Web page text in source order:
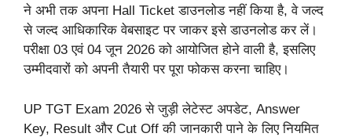
ने अभी तक अपना Hall Ticket डाउनलोड नहीं किया है, वे जल्द
से जल्द आधिकारिक वेबसाइट पर जाकर इसे डाउनलोड कर लें।
परीक्षा 03 एवं 04 जून 2026 को आयोजित होने वाली है, इसलिए
उम्मीदवारों को अपनी तैयारी पर पूरा फोकस करना चाहिए।
UP TGT Exam 2026 से जुड़ी लेटेस्ट अपडेट, Answer
Key, Result और Cut Off की जानकारी पाने के लिए नियमित